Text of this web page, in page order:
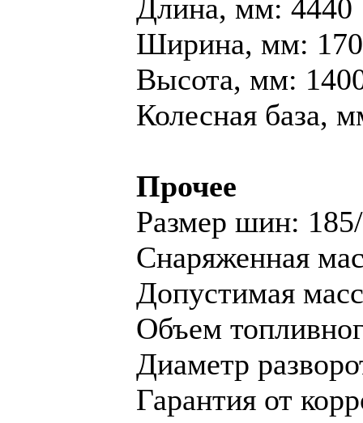
Длина, мм: 4440
Ширина, мм:
Высота, мм:
Колесная база,
Прочее
Размер шин:
Снаряженная
Допустимая
Объем
Диаметр
Гарантия от